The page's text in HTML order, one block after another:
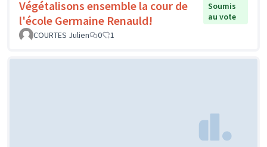
Végétalisons ensemble la cour de
l'école Germaine Renauld!
Soumis
au vote
COURTES Julien
0 1